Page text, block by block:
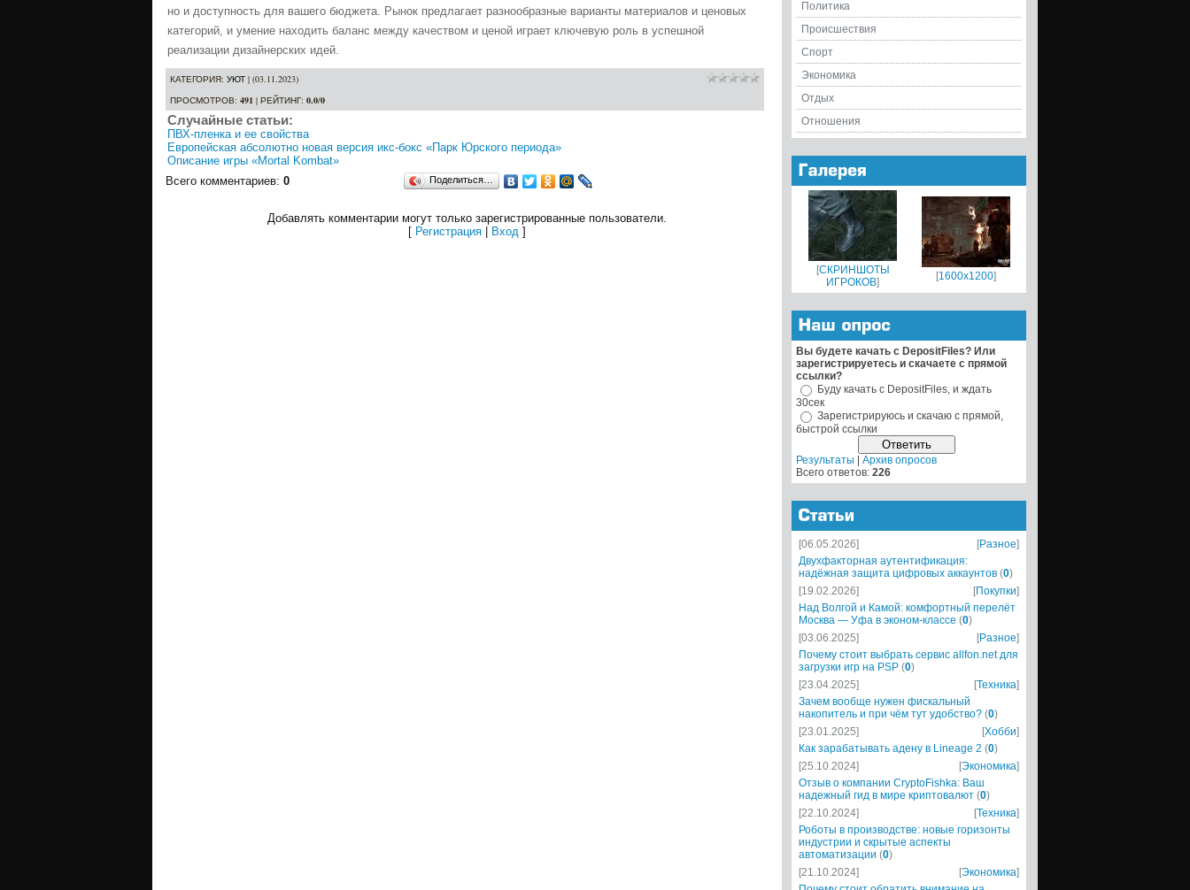
но и доступность для вашего бюджета. Рынок предлагает разнообразные варианты материалов и ценовых
категорий, и умение находить баланс между качеством и ценой играет ключевую роль в успешной
реализации дизайнерских идей.
КАТЕГОРИЯ: УЮТ | (03.11.2023)
ПРОСМОТРОВ: 491 | РЕЙТИНГ: 0.0/0
Случайные статьи:
ПВХ-пленка и ее свойства
Европейская абсолютно новая версия икс-бокс «Парк Юрского периода»
Описание игры «Mortal Kombat»
Всего комментариев: 0 Поделиться…
Добавлять комментарии могут только зарегистрированные пользователи.
[ Регистрация Вход ]
Политика
Происшествия
Спорт
Экономика
Отдых
Отношения
[СКРИНШОТЫ
ИГРОКОВ] [1600x1200]
Вы будете качать с DepositFiles? Или
зарегистрируетесь и скачаете с прямой
ссылки?
Буду качать с DepositFiles, и ждать
30сек
Зарегистрируюсь и скачаю с прямой,
быстрой ссылки
Результаты
Архив опросов
Всего ответов: 226
[06.05.2026] [Разное]
Двухфакторная аутентификация:
надёжная защита цифровых аккаунтов (0)
[19.02.2026]
[Покупки]
Над Волгой и Камой: комфортный перелёт
Москва — Уфа в эконом-классе (0)
[03.06.2025]
[Разное]
Почему стоит выбрать сервис allfon.net для
загрузки игр на PSP (0)
[23.04.2025]
[Техника]
Зачем вообще нужен фискальный
накопитель и при чём тут удобство? (0)
[23.01.2025]
[Хобби]
Как зарабатывать адену в Lineage 2 (0)
[25.10.2024]
[Экономика]
Отзыв о компании CryptoFishka: Ваш
надежный гид в мире криптовалют (0)
[22.10.2024]
[Техника]
Роботы в производстве: новые горизонты
индустрии и скрытые аспекты
автоматизации (0)
[21.10.2024]
[Экономика]